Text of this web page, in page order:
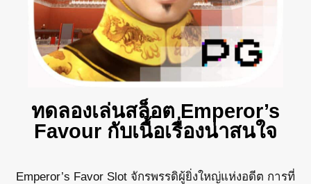
ทดลองเล่นสล็อต Emperor’s
Favour กับเนื้อเรื่องน่าสนใจ
Emperor’s Favor Slot จักรพรรดิผู้ยิ่งใหญ่แห่งอดีต การที่